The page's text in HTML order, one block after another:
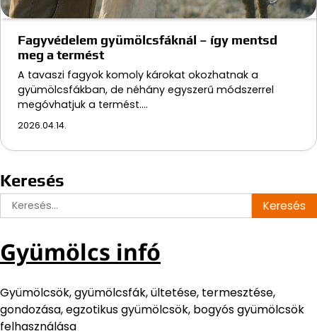
Fagyvédelem gyümölcsfáknál – így mentsd
meg a termést
A tavaszi fagyok komoly károkat okozhatnak a
gyümölcsfákban, de néhány egyszerű módszerrel
megóvhatjuk a termést.…
2026.04.14.
Keresés
Keresés:
Gyümölcs infó
Gyümölcsök, gyümölcsfák, ültetése, termesztése,
gondozása, egzotikus gyümölcsök, bogyós gyümölcsök
felhasználása